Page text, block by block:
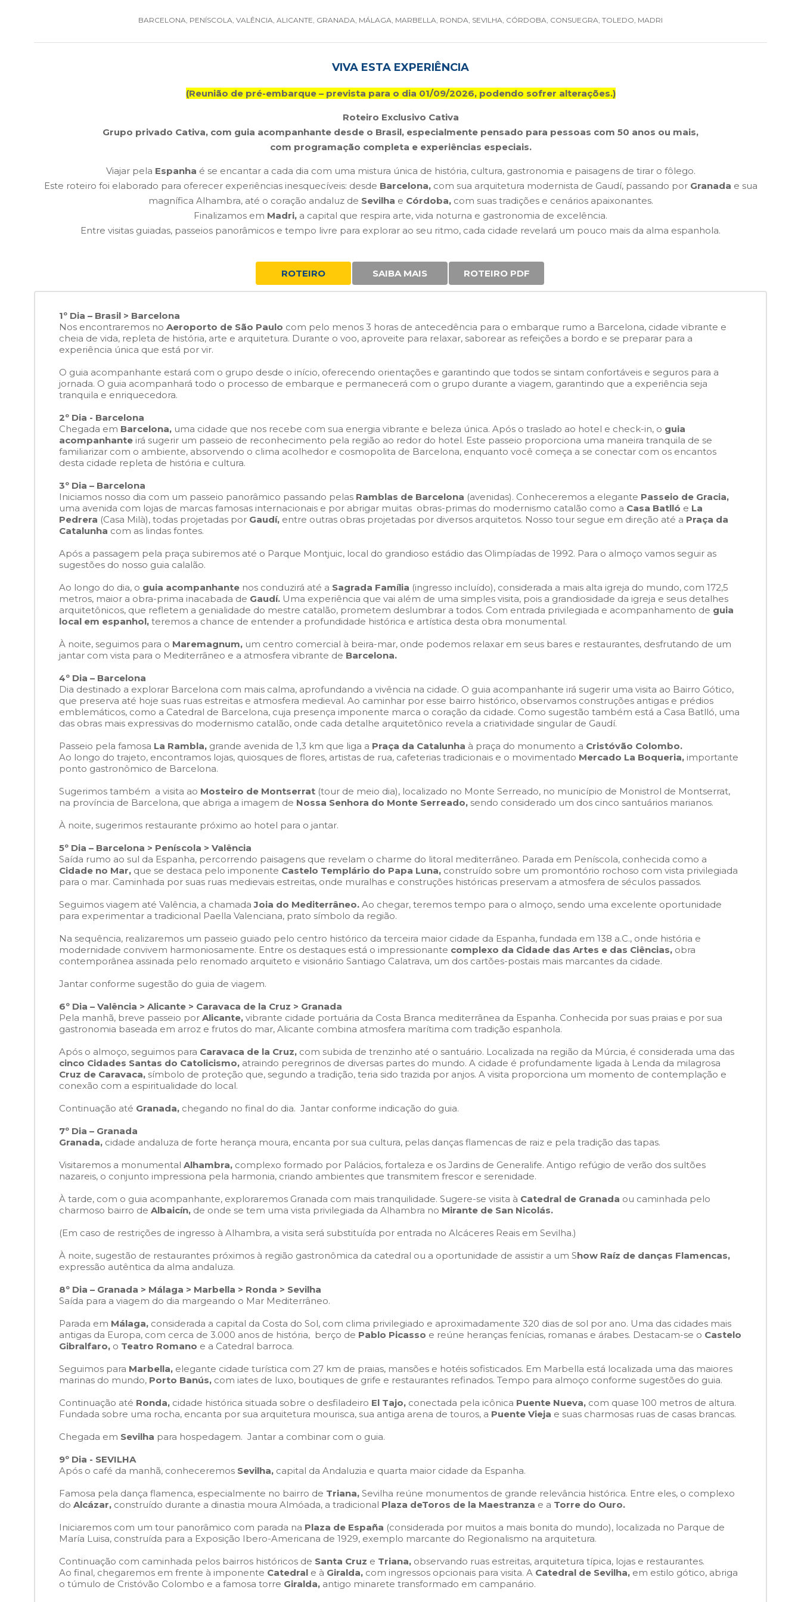
BARCELONA, PENÍSCOLA, VALÊNCIA, ALICANTE, GRANADA, MÁLAGA, MARBELLA, RONDA, SEVILHA, CÓRDOBA, CONSUEGRA, TOLEDO, MADRI
VIVA ESTA EXPERIÊNCIA
(Reunião de pré-embarque – prevista para o dia 01/09/2026, podendo sofrer alterações.)
Roteiro Exclusivo Cativa
Grupo privado Cativa, com guia acompanhante desde o Brasil, especialmente pensado para pessoas com 50 anos ou mais,
com programação completa e experiências especiais.
Viajar pela Espanha é se encantar a cada dia com uma mistura única de história, cultura, gastronomia e paisagens de tirar o fôlego.
Este roteiro foi elaborado para oferecer experiências inesquecíveis: desde Barcelona,com sua arquitetura modernista de Gaudí, passando por Granada e sua
magnífica Alhambra, até o coração andaluz de Sevilha e Córdoba, com suas tradições e cenários apaixonantes.
Finalizamos em Madri, a capital que respira arte, vida noturna e gastronomia de excelência.
Entre visitas guiadas, passeios panorâmicos e tempo livre para explorar ao seu ritmo, cada cidade revelará um pouco mais da alma espanhola.
ROTEIRO SAIBA MAIS ROTEIRO PDF
1º Dia – Brasil > Barcelona
Nos encontraremos no Aeroporto de São Paulo com pelo menos 3 horas de antecedência para o embarque rumo a Barcelona, cidade vibrante e
cheia de vida, repleta de história, arte e arquitetura. Durante o voo, aproveite para relaxar, saborear as refeições a bordo e se preparar para a
experiência única que está por vir.
O guia acompanhante estará com o grupo desde o início, oferecendo orientações e garantindo que todos se sintam confortáveis e seguros para a
jornada. O guia acompanhará todo o processo de embarque e permanecerá com o grupo durante a viagem, garantindo que a experiência seja
tranquila e enriquecedora.
2º Dia - Barcelona
Chegada em Barcelona, uma cidade que nos recebe com sua energia vibrante e beleza única. Após o traslado ao hotel e check-in, o guia
acompanhante irá sugerir um passeio de reconhecimento pela região ao redor do hotel. Este passeio proporciona uma maneira tranquila de se
familiarizar com o ambiente, absorvendo o clima acolhedor e cosmopolita de Barcelona, enquanto você começa a se conectar com os encantos
desta cidade repleta de história e cultura.
3º Dia – Barcelona
Iniciamos nosso dia com um passeio panorâmico passando pelas Ramblas de Barcelona (avenidas). Conheceremos a elegante Passeio de Gracia,
uma avenida com lojas de marcas famosas internacionais e por abrigar muitas obras-primas do modernismo catalão como a Casa Batlló e La
Pedrera (Casa Milà), todas projetadas por Gaudí, entre outras obras projetadas por diversos arquitetos. Nosso tour segue em direção até a Praça da
Catalunha com as lindas fontes.
Após a passagem pela praça subiremos até o Parque Montjuic, local do grandioso estádio das Olimpíadas de 1992. Para o almoço vamos seguir as
sugestões do nosso guia calalão.
Ao longo do dia, o guia acompanhante nos conduzirá até a Sagrada Família (ingresso incluído), considerada a mais alta igreja do mundo, com 172,5
metros, maior a obra-prima inacabada de Gaudí. Uma experiência que vai além de uma simples visita, pois a grandiosidade da igreja e seus detalhes
arquitetônicos, que refletem a genialidade do mestre catalão, prometem deslumbrar a todos. Com entrada privilegiada e acompanhamento de guia
local em espanhol, teremos a chance de entender a profundidade histórica e artística desta obra monumental.
À noite, seguimos para o Maremagnum, um centro comercial à beira-mar, onde podemos relaxar em seus bares e restaurantes, desfrutando de um
jantar com vista para o Mediterrâneo e a atmosfera vibrante de Barcelona.
4º Dia – Barcelona
Dia destinado a explorar Barcelona com mais calma, aprofundando a vivência na cidade. O guia acompanhante irá sugerir uma visita ao Bairro Gótico,
que preserva até hoje suas ruas estreitas e atmosfera medieval. Ao caminhar por esse bairro histórico, observamos construções antigas e prédios
emblemáticos, como a Catedral de Barcelona, cuja presença imponente marca o coração da cidade. Como sugestão também está a Casa Batlló, uma
das obras mais expressivas do modernismo catalão, onde cada detalhe arquitetônico revela a criatividade singular de Gaudí.
Passeio pela famosa La Rambla, grande avenida de 1,3 km que liga a Praça da Catalunha à praça do monumento a Cristóvão Colombo.
Ao longo do trajeto, encontramos lojas, quiosques de flores, artistas de rua, cafeterias tradicionais e o movimentado Mercado La Boqueria, importante
ponto gastronômico de Barcelona.
Sugerimos também a visita ao Mosteiro de Montserrat (tour de meio dia), localizado no Monte Serreado, no município de Monistrol de Montserrat,
na província de Barcelona, que abriga a imagem de Nossa Senhora do Monte Serreado, sendo considerado um dos cinco santuários marianos.
À noite, sugerimos restaurante próximo ao hotel para o jantar.
5º Dia – Barcelona > Peníscola > Valência
Saída rumo ao sul da Espanha, percorrendo paisagens que revelam o charme do litoral mediterrâneo. Parada em Peníscola, conhecida como a
Cidade no Mar, que se destaca pelo imponente Castelo Templário do Papa Luna, construído sobre um promontório rochoso com vista privilegiada
para o mar. Caminhada por suas ruas medievais estreitas, onde muralhas e construções históricas preservam a atmosfera de séculos passados.
Seguimos viagem até Valência, a chamadaJoia do Mediterrâneo. Ao chegar, teremos tempo para o almoço, sendo uma excelente oportunidade
para experimentar a tradicional Paella Valenciana, prato símbolo da região.
Na sequência, realizaremos um passeio guiado pelo centro histórico da terceira maior cidade da Espanha, fundada em 138 a.C., onde história e
modernidade convivem harmoniosamente. Entre os destaques está o impressionante complexo da Cidade das Artes e das Ciências, obra
contemporânea assinada pelo renomado arquiteto e visionário Santiago Calatrava, um dos cartões-postais mais marcantes da cidade.
Jantar conforme sugestão do guia de viagem.
6º Dia – Valência > Alicante > Caravaca de la Cruz > Granada
Pela manhã, breve passeio por Alicante, vibrante cidade portuária da Costa Branca mediterrânea da Espanha. Conhecida por suas praias e por sua
gastronomia baseada em arroz e frutos do mar, Alicante combina atmosfera marítima com tradição espanhola.
Após o almoço, seguimos para Caravaca de la Cruz, com subida de trenzinho até o santuário. Localizada na região da Múrcia, é considerada uma das
cinco Cidades Santas do Catolicismo, atraindo peregrinos de diversas partes do mundo. A cidade é profundamente ligada à Lenda da milagrosa
Cruz de Caravaca, símbolo de proteção que, segundo a tradição, teria sido trazida por anjos. A visita proporciona um momento de contemplação e
conexão com a espiritualidade do local.
Continuação até Granada, chegando no final do dia. Jantar conforme indicação do guia.
7º Dia – Granada
Granada, cidade andaluza de forte herança moura, encanta por sua cultura, pelas danças flamencas de raiz e pela tradição das tapas.
Visitaremos a monumental Alhambra, complexo formado por Palácios, fortaleza e os Jardins de Generalife. Antigo refúgio de verão dos sultões
nazareis, o conjunto impressiona pela harmonia, criando ambientes que transmitem frescor e serenidade.
À tarde, com o guia acompanhante, exploraremos Granada com mais tranquilidade. Sugere-se visita à Catedral de Granada ou caminhada pelo
charmoso bairro de Albaicín, de onde se tem uma vista privilegiada da Alhambra no Mirante de San Nicolás.
(Em caso de restrições de ingresso à Alhambra, a visita será substituída por entrada no Alcáceres Reais em Sevilha.)
À noite, sugestão de restaurantes próximos à região gastronômica da catedral ou a oportunidade de assistir a um Show Raíz de danças Flamencas,
expressão autêntica da alma andaluza.
8º Dia – Granada > Málaga > Marbella > Ronda > Sevilha
Saída para a viagem do dia margeando o Mar Mediterrâneo.
Parada em Málaga, considerada a capital da Costa do Sol, com clima privilegiado e aproximadamente 320 dias de sol por ano. Uma das cidades mais
antigas da Europa, com cerca de 3.000 anos de história, berço de Pablo Picasso e reúne heranças fenícias, romanas e árabes. Destacam-se o Castelo
Gibralfaro, o Teatro Romano e a Catedral barroca.
Seguimos para Marbella, elegante cidade turística com 27 km de praias, mansões e hotéis sofisticados. Em Marbella está localizada uma das maiores
marinas do mundo, Porto Banús, com iates de luxo, boutiques de grife e restaurantes refinados. Tempo para almoço conforme sugestões do guia.
Continuação até Ronda, cidade histórica situada sobre o desfiladeiro El Tajo, conectada pela icônica Puente Nueva, com quase 100 metros de altura.
Fundada sobre uma rocha, encanta por sua arquitetura mourisca, sua antiga arena de touros, a Puente Vieja e suas charmosas ruas de casas brancas.
Chegada em Sevilha para hospedagem. Jantar a combinar com o guia.
9º Dia - SEVILHA
Após o café da manhã, conheceremos Sevilha, capital da Andaluzia e quarta maior cidade da Espanha.
Famosa pela dança flamenca, especialmente no bairro de Triana, Sevilha reúne monumentos de grande relevância histórica. Entre eles, o complexo
do Alcázar, construído durante a dinastia moura Almóada, a tradicional Plaza deToros de la Maestranza e a Torre do Ouro.
Iniciaremos com um tour panorâmico com parada na Plaza de España (considerada por muitos a mais bonita do mundo), localizada no Parque de
María Luisa, construída para a Exposição Ibero-Americana de 1929, exemplo marcante do Regionalismo na arquitetura.
Continuação com caminhada pelos bairros históricos de Santa Cruz e Triana, observando ruas estreitas, arquitetura típica, lojas e restaurantes.
Ao final, chegaremos em frente à imponente Catedral e à Giralda, com ingressos opcionais para visita. A Catedral de Sevilha, em estilo gótico, abriga
o túmulo de Cristóvão Colombo e a famosa torre Giralda, antigo minarete transformado em campanário.